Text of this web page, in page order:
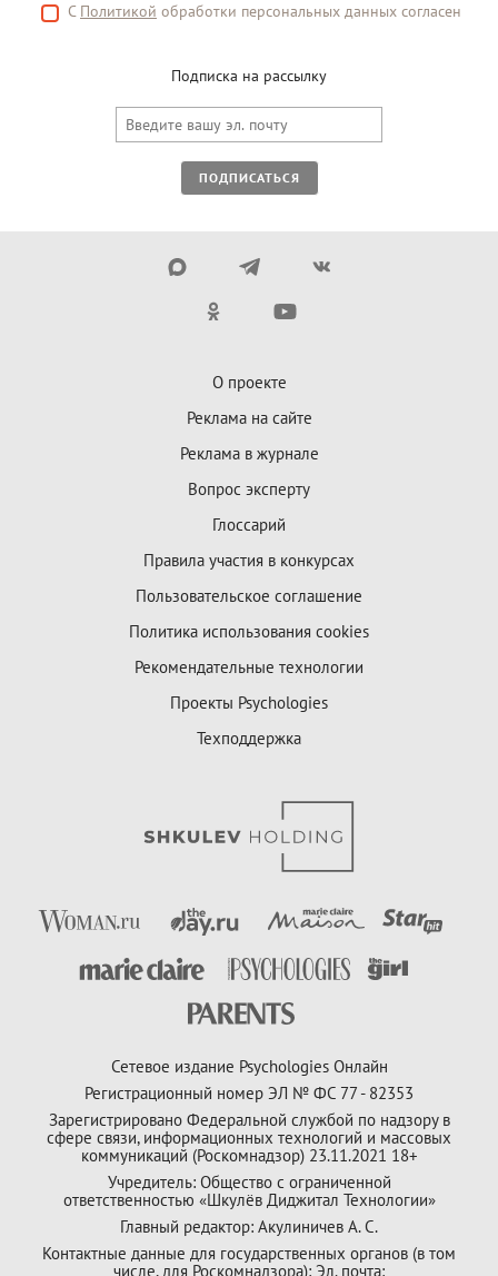
С Политикой обработки персональных данных согласен
Подписка на рассылку
ПОДПИСАТЬСЯ
О проекте
Реклама на сайте
Реклама в журнале
Вопрос эксперту
Глоссарий
Правила участия в конкурсах
Пользовательское соглашение
Политика использования cookies
Рекомендательные технологии
Проекты Psychologies
Техподдержка
Сетевое издание Psychologies Онлайн
Регистрационный номер ЭЛ № ФС 77 - 82353
Зарегистрировано Федеральной службой по надзору в
сфере связи, информационных технологий и массовых
коммуникаций (Роскомнадзор) 23.11.2021 18+
Учредитель: Общество с ограниченной
ответственностью «Шкулёв Диджитал Технологии»
Главный редактор: Акулиничев А. С.
Контактные данные для государственных органов (в том
числе, для Роскомнадзора): Эл. почта: